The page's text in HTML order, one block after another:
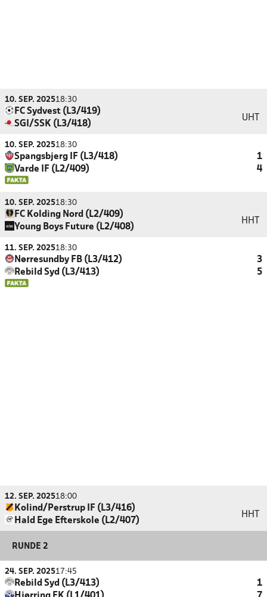
10. SEP. 202518:30
FC Sydvest (L3/419)
SGI/SSK (L3/418)
UHT
10. SEP. 202518:30
Spangsbjerg IF (L3/418)
1
Varde IF (L2/409)
4
10. SEP. 202518:30
FC Kolding Nord (L2/409)
Young Boys Future (L2/408)
HHT
11. SEP. 202518:30
Nørresundby FB (L3/412)
3
Rebild Syd (L3/413)
5
12. SEP. 202518:00
Kolind/Perstrup IF (L3/416)
Hald Ege Efterskole (L2/407)
HHT
RUNDE 2
24. SEP. 202517:45
Rebild Syd (L3/413)
1